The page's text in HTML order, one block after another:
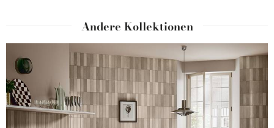
Andere Kollektionen